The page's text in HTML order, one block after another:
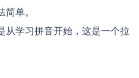
单。
从学习拼音开始，这是一个拉